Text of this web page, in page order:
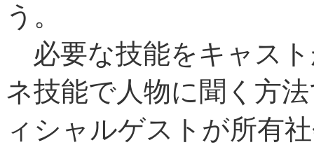
う。
必要な技能をキャス
ネ技能で人物に聞く方
ィシャルゲストが所有